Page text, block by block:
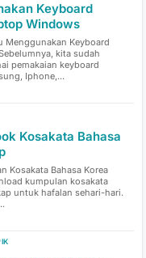
Keyboard
Windows
Menggunakan Keyboard
kita sudah
pemakaian keyboard
Iphone,...
Kosakata Bahasa
Kosakata Bahasa Korea
kumpulan kosakata
untuk hafalan sehari-hari.